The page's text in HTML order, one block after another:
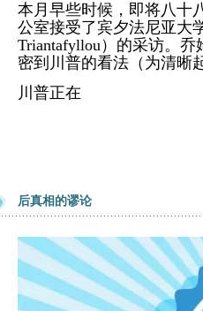
本月早些时候，即将八十
公室接受了宾夕法尼亚大
Triantafyllou）的采访。
密到川普的看法（为清晰
川普正在
后真相的谬论